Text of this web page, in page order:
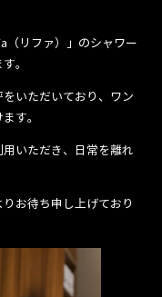
（リファ）」のシャワー
。
いただいており、ワン
す。
いただき、日常を離れ
お待ち申し上げており